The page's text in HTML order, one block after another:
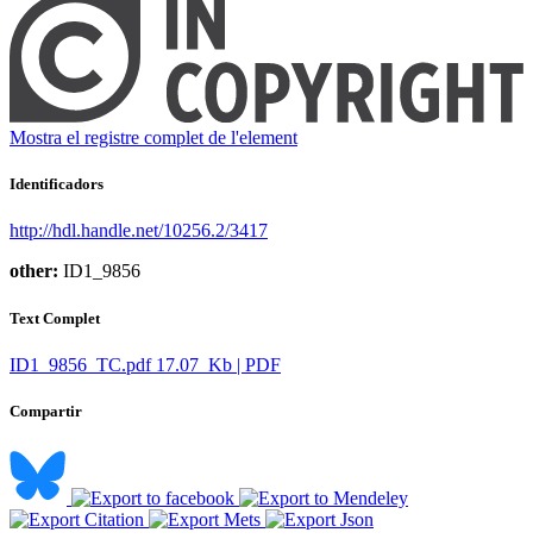
Mostra el registre complet de l'element
Identificadors
http://hdl.handle.net/10256.2/3417
other: ID1_9856
Text Complet
ID1_9856_TC.pdf 17.07 Kb | PDF
Compartir